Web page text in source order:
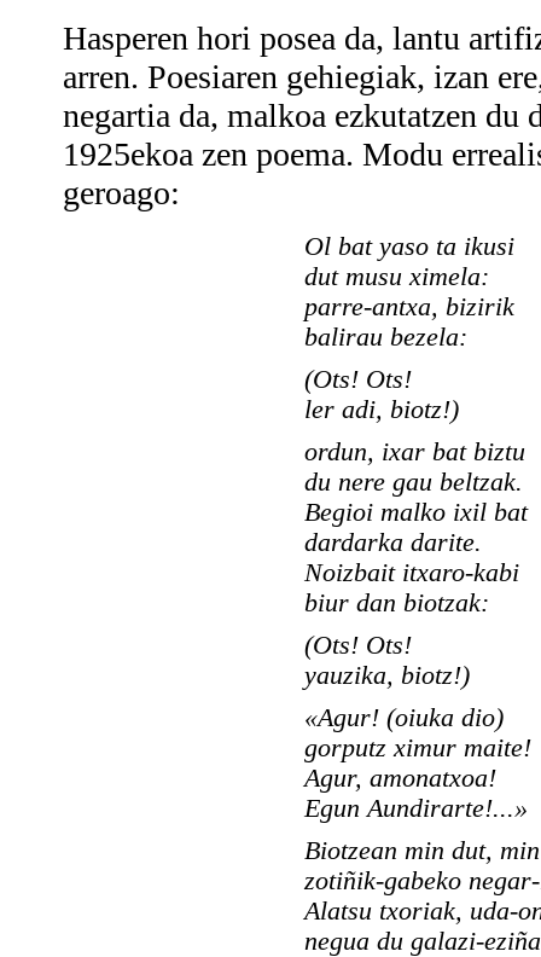
Hasperen hori posea da, lantu
arren. Poesiaren gehiegiak, izan
negartia da, malkoa ezkutatzen du
1925ekoa zen poema. Modu
geroago:
Ol bat yaso ta ikusi
dut musu ximela:
parre-antxa, bizirik
balirau bezela:
(Ots! Ots!
ler adi, biotz!)
ordun, ixar bat biztu
du nere gau beltzak.
Begioi malko ixil bat
dardarka darite.
Noizbait itxaro-kabi
biur dan biotzak:
(Ots! Ots!
yauzika, biotz!)
«Agur! (oiuka dio)
gorputz ximur maite!
Agur, amonatxoa!
Egun Aundirarte!...»
Biotzean min dut,
zotiñik-gabeko
Alatsu txoriak, uda-
negua du galazi-